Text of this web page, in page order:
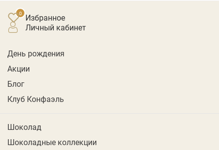
Избранное
личный кабинет
День рождения
Акции
Блог
Клуб Конфаэль
Шоколад
Шоколадные коллекции